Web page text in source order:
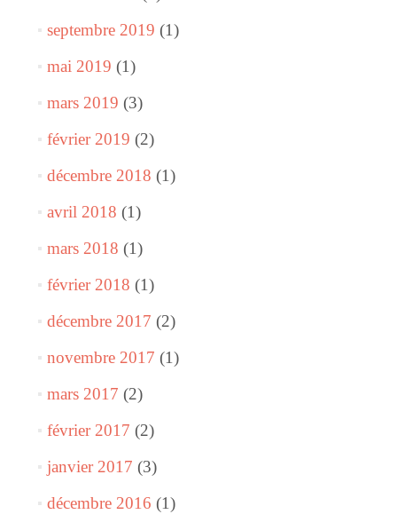
septembre 2019 (1)
mai 2019 (1)
mars 2019 (3)
février 2019 (2)
décembre 2018 (1)
avril 2018 (1)
mars 2018 (1)
février 2018 (1)
décembre 2017 (2)
novembre 2017 (1)
mars 2017 (2)
février 2017 (2)
janvier 2017 (3)
décembre 2016 (1)